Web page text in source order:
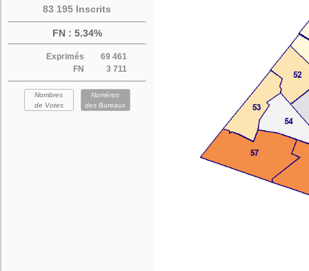
83 195 Inscrits
FN : 5.34%
Exprimés
69 461
FN
3 711
Nombres
de Votes
Numéros
des Bureaux